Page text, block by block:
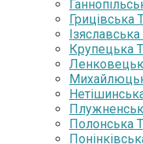
Грицівська
Крупецька
Полонська